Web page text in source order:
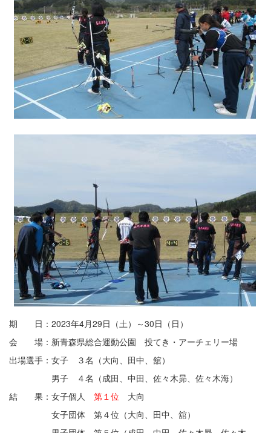
期 日：2023年4月29日（土）～30日（日）
会 場：新青森県総合運動公園 投てき・アーチェリー場
出場選手：女子 ３名（大向、田中、舘）
男子 ４名（成田、中田、佐々木昴、佐々木海）
結 果：女子個人 第１位 大向
女子団体 第４位（大向、田中、舘）